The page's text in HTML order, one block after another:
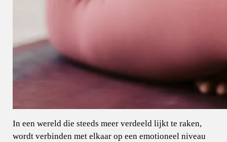
In een wereld die steeds meer verdeeld lijkt te raken,
wordt verbinden met elkaar op een emotioneel niveau